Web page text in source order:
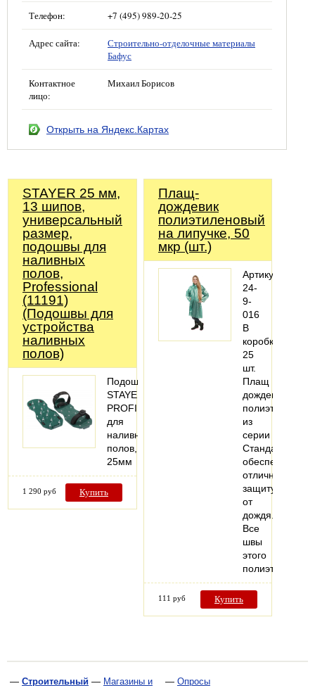
Телефон: +7 (495) 989-20-25
Адрес сайта:
Строительно-отделочные материалы
Бафус
Контактное
лицо:
Михаил Борисов
Открыть на Яндекс.Картах
STAYER 25 мм,
13 шипов,
универсальный
размер,
подошвы для
наливных
полов,
Professional
(11191)
(Подошвы для
устройства
наливных
полов)
Подошвы
STAYER
PROFI
для
наливных
полов,
25мм
1 290 руб Купить
Плащ-
дождевик
полиэтиленовый
на липучке, 50
мкр (шт.)
Артикул:
24-
9-
016
В
коробке:
25
шт.
Плащ
дождевик
из
серии
Стандарт
обеспечивает
отличную
защиту
от
дождя.
Все
швы
этого
111 руб Купить
— Строительный — Магазины и — Опросы